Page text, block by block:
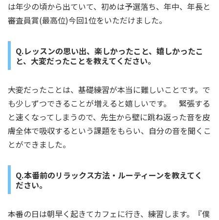
は年少の頃から出ていて、初めは予選落ち、年中、年長と
審査員賞(最高位)今回1位をいただけました。
Q.レッスンの思い出、楽しかったこと、嬉しかったこ
と、大変だったことを教えてください。
――大変だったことは、基礎練習が本当に難しいことです。で
も少しずつできることが増えると嬉しいです。 緊張する
と速くなってしまうので、先生から壁に跳ね返った音を皮
膚全体で吸収するという課題をもらい、自分の音を聞くこ
とができました。
Q.本番前のリラックス方法・ルーティーンを教えてく
ださい。
――本番の日は朝早く起きてカフェに行き、練習します。『僕